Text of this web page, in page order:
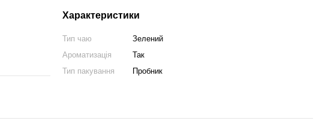
Характеристики
Тип чаю
Зелений
Ароматизація
Так
Тип пакування
Пробник